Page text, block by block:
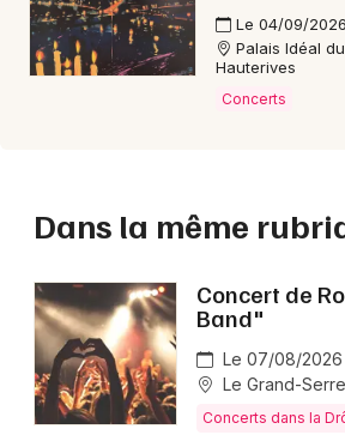
Le 04/09/2026
Palais Idéal
Hauterives
Concerts
Dans la même
Concert de
Band"
Le 07/08/2026
Le Grand-Serre
Concerts dans la